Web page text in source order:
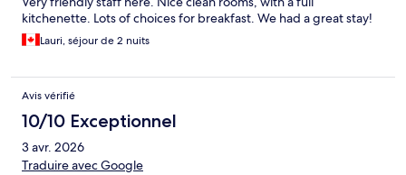
kitchenette. Lots of choices for breakfast. We had a great stay!
Lauri, séjour de 2 nuits
Avis vérifié
10/10 Exceptionnel
3 avr. 2026
Traduire avec Google